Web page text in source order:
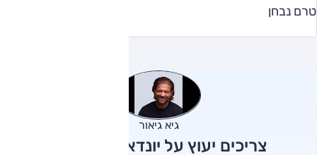
טרם נבחן
גיא גיאור
צריכים יעוץ על יונדאי איוניק 9?